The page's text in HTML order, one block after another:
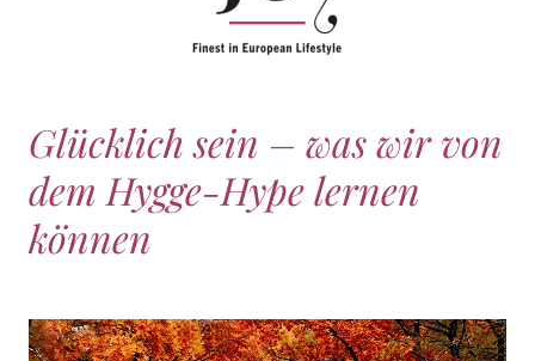
Glücklich sein – was wir von
dem Hygge-Hype lernen
können